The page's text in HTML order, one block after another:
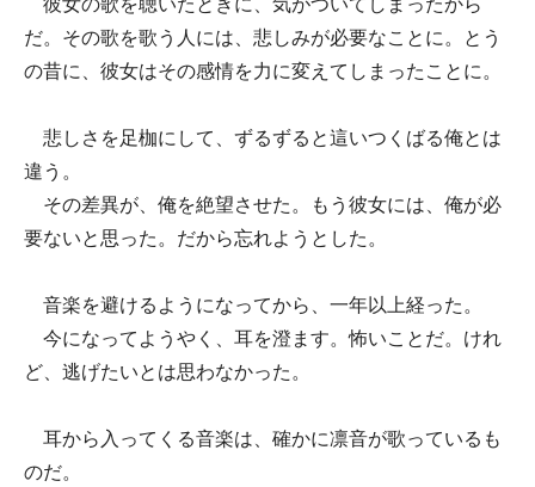
彼女の歌を聴いたときに、気がついてしまったから
だ。その歌を歌う人には、悲しみが必要なことに。とう
の昔に、彼女はその感情を力に変えてしまったことに。
悲しさを足枷にして、ずるずると這いつくばる俺とは
違う。
その差異が、俺を絶望させた。もう彼女には、俺が必
要ないと思った。だから忘れようとした。
音楽を避けるようになってから、一年以上経った。
今になってようやく、耳を澄ます。怖いことだ。けれ
ど、逃げたいとは思わなかった。
耳から入ってくる音楽は、確かに凛音が歌っているも
のだ。